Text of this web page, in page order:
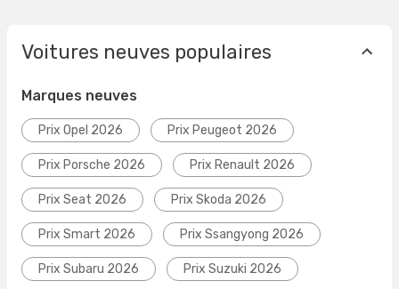
Voitures neuves populaires
Marques neuves
Prix Opel 2026 Prix Peugeot 2026
Prix Porsche 2026 Prix Renault 2026
Prix Seat 2026 Prix Skoda 2026
Prix Smart 2026 Prix Ssangyong 2026
Prix Subaru 2026 Prix Suzuki 2026